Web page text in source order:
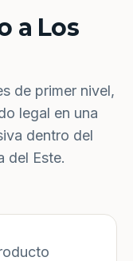
a Los
de primer nivel,
legal en una
dentro del
del Este.